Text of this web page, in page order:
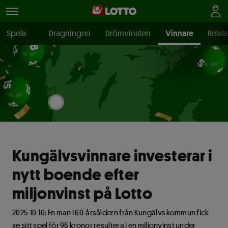
Spela Dragningen Drömvinsten Vinnare
Kungälvsvinnare investerar i
nytt boende efter
miljonvinst på Lotto
2025-10-10: En man i 60-årsåldern från Kungälvs kommun fick
se sitt spel för 96 kronor resultera i en miljonvinst under